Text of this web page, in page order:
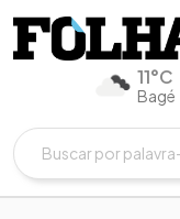
11°C
Bagé